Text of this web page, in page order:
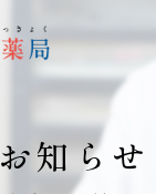
お知らせ